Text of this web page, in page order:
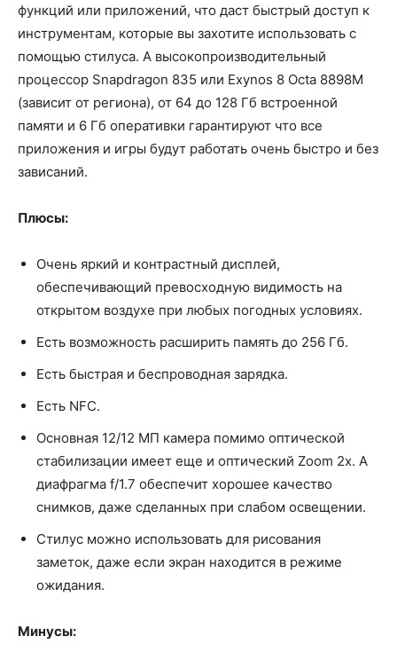
функций или приложений, что даст быстрый доступ к
инструментам, которые вы захотите использовать с
помощью стилуса. А высокопроизводительный
процессор Snapdragon 835 или Exynos 8 Octa 8898M
(зависит от региона), от 64 до 128 Гб встроенной
памяти и 6 Гб оперативки гарантируют что все
приложения и игры будут работать очень быстро и без
зависаний.
Плюсы:
Очень яркий и контрастный дисплей,
обеспечивающий превосходную видимость на
открытом воздухе при любых погодных условиях.
Есть возможность расширить память до 256 Гб.
Есть быстрая и беспроводная зарядка.
Есть NFC.
Основная 12/12 МП камера помимо оптической
стабилизации имеет еще и оптический Zoom 2x. А
диафрагма f/1.7 обеспечит хорошее качество
снимков, даже сделанных при слабом освещении.
Стилус можно использовать для рисования
заметок, даже если экран находится в режиме
ожидания.
Минусы: